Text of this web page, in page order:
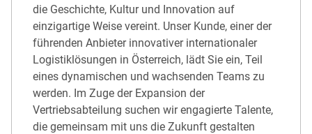
die Geschichte, Kultur und Innovation auf
einzigartige Weise vereint. Unser Kunde, einer der
führenden Anbieter innovativer internationaler
Logistiklösungen in Österreich, lädt Sie ein, Teil
eines dynamischen und wachsenden Teams zu
werden. Im Zuge der Expansion der
Vertriebsabteilung suchen wir engagierte Talente,
die gemeinsam mit uns die Zukunft gestalten